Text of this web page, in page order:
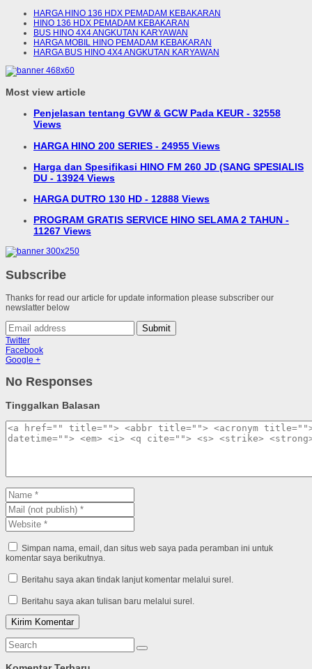
HARGA HINO 136 HDX PEMADAM KEBAKARAN
HINO 136 HDX PEMADAM KEBAKARAN
BUS HINO 4X4 ANGKUTAN KARYAWAN
HARGA MOBIL HINO PEMADAM KEBAKARAN
HARGA BUS HINO 4X4 ANGKUTAN KARYAWAN
Most view article
Penjelasan tentang GVW & GCW Pada KEUR - 32558
Views
HARGA HINO 200 SERIES - 24955 Views
Harga dan Spesifikasi HINO FM 260 JD (SANG SPESIALIS
DU - 13924 Views
HARGA DUTRO 130 HD - 12888 Views
PROGRAM GRATIS SERVICE HINO SELAMA 2 TAHUN -
11267 Views
Subscribe
Thanks for read our article for update information please subscriber our
newslatter below
Submit
Twitter
Facebook
Google +
No Responses
Tinggalkan Balasan
Simpan nama, email, dan situs web saya pada peramban ini untuk
komentar saya berikutnya.
Beritahu saya akan tindak lanjut komentar melalui surel.
Beritahu saya akan tulisan baru melalui surel.